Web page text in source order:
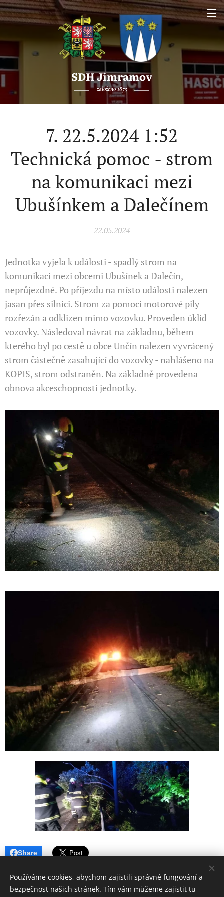
SDH Jimramov
založeno 1875
7. 22.5.2024 1:52
Technická pomoc - strom
na komunikaci mezi
Ubušínkem a Dalečínem
22.05.2024
Jednotka vyjela k události - spadlý strom na
komunikaci mezi obcemi Ubušínek a Dalečín,
neprůjezdné. Po příjezdu na místo události nalezen
jasan přes silnici. Strom za pomoci motorové pily
rozřezán a odklizen mimo vozovku. Proveden úklid
vozovky. Následoval návrat na základnu, během
kterého byl po cestě u obce Unčín nalezen vyvrácený
strom částečně zasahující do vozovky - nahlášeno na
KOPIS, strom odstraněn. Na základně provedena
obnova akceschopnosti jednotky.
Share
Používáme cookies, abychom zajistili správné fungování a
bezpečnost našich stránek. Tím vám můžeme zajistit tu